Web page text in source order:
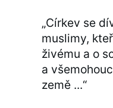
„Církev se
muslimy,
živému a o
a
země ...“